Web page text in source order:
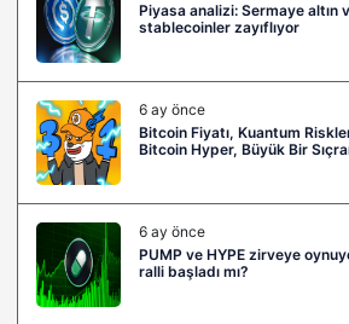
Piyasa analizi: Sermaye altın
stablecoinler zayıflıyor
6 ay önce
Bitcoin Fiyatı, Kuantum
Bitcoin Hyper, Büyük Bir
6 ay önce
PUMP ve HYPE zirveye
ralli başladı mı?